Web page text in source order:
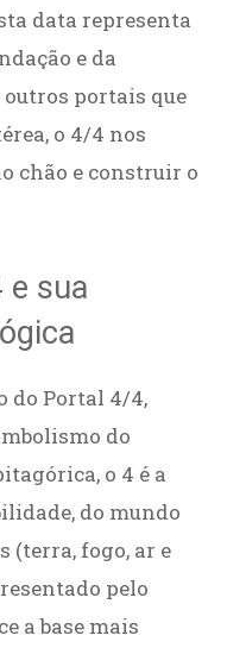
data representa
e da
portais que
o 4/4 nos
chão e construir o
e sua
do Portal 4/4,
do
o 4 é a
do mundo
(terra, fogo, ar e
pelo
a base mais